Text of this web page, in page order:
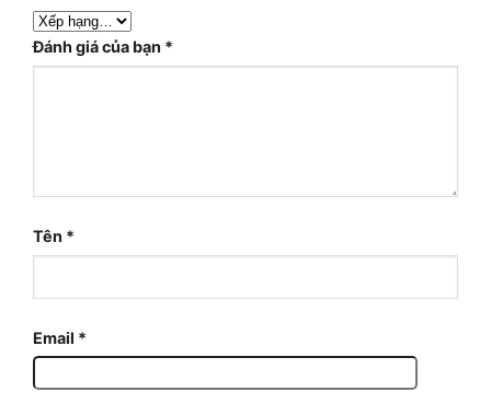
Đánh giá của bạn *
Tên *
Email *